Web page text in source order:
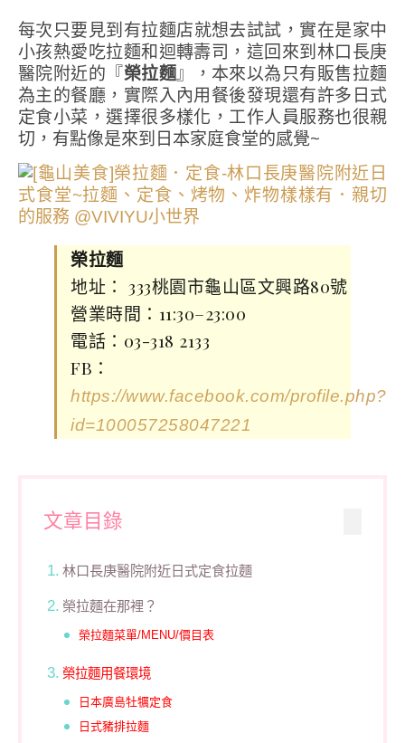
每次只要見到有拉麵店就想去試試，實在是家中
小孩熱愛吃拉麵和迴轉壽司，這回來到林口長庚
醫院附近的『榮拉麵』，本來以為只有販售拉麵
為主的餐廳，實際入內用餐後發現還有許多日式
定食小菜，選擇很多樣化，工作人員服務也很親
切，有點像是來到日本家庭食堂的感覺~
榮拉麵
地址： 333桃園市龜山區文興路80號
營業時間：11:30–23:00
電話：03-318 2133
FB：
https://www.facebook.com/profile.php?
id=100057258047221
文章目錄
林口長庚醫院附近日式定食拉麵
榮拉麵在那裡？
榮拉麵菜單/MENU/價目表
榮拉麵用餐環境
日本廣島牡犡定食
日式豬排拉麵